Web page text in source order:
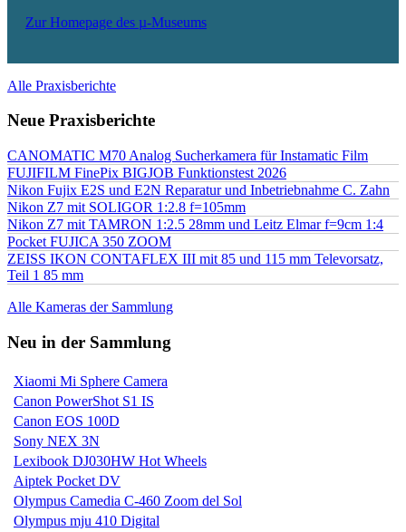
Zur Homepage des µ-Museums
Alle Praxisberichte
Neue Praxisberichte
CANOMATIC M70 Analog Sucherkamera für Instamatic Film
FUJIFILM FinePix BIGJOB Funktionstest 2026
Nikon Fujix E2S und E2N Reparatur und Inbetriebnahme C. Zahn
Nikon Z7 mit SOLIGOR 1:2.8 f=105mm
Nikon Z7 mit TAMRON 1:2.5 28mm und Leitz Elmar f=9cm 1:4
Pocket FUJICA 350 ZOOM
ZEISS IKON CONTAFLEX III mit 85 und 115 mm Televorsatz,
Teil 1 85 mm
Alle Kameras der Sammlung
Neu in der Sammlung
Xiaomi Mi Sphere Camera
Canon PowerShot S1 IS
Canon EOS 100D
Sony NEX 3N
Lexibook DJ030HW Hot Wheels
Aiptek Pocket DV
Olympus Camedia C-460 Zoom del Sol
Olympus mju 410 Digital